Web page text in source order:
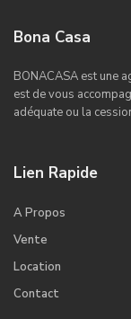
Bona Casa
BONACASA est une
est de vous
adéquate ou la
Lien Rapide
A Propos
Vente
Location
Contact